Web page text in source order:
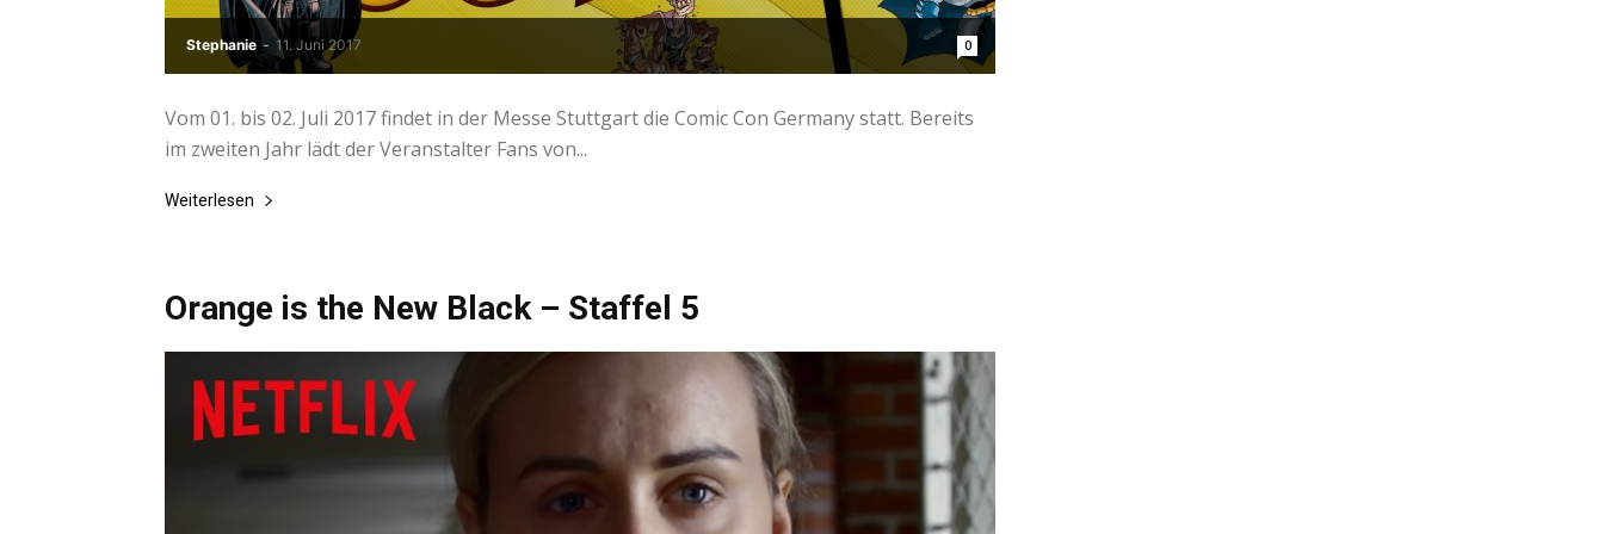
Stephanie - 11. Juni 2017 0
Vom 01. bis 02. Juli 2017 findet in der Messe Stuttgart die Comic Con Germany statt. Bereits
im zweiten Jahr lädt der Veranstalter Fans von...
Weiterlesen
Orange is the New Black – Staffel 5